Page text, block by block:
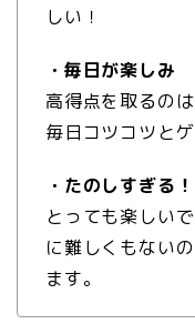
しい！
・毎日が楽しみ
高得点を取るの
毎日コツコツと
・たのしすぎる！
とっても楽しい
に難しくもない
ます。